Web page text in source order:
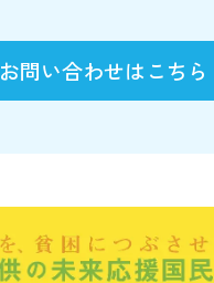
お問い合わせはこちら